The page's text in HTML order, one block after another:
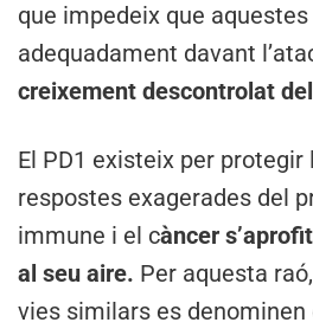
que impedeix que
adequadament davant
creixement descontrolat
El PD1 existeix per protegir
respostes exagerades del
immune i el càncer
al seu aire. Per aquesta
vies similars es denominen